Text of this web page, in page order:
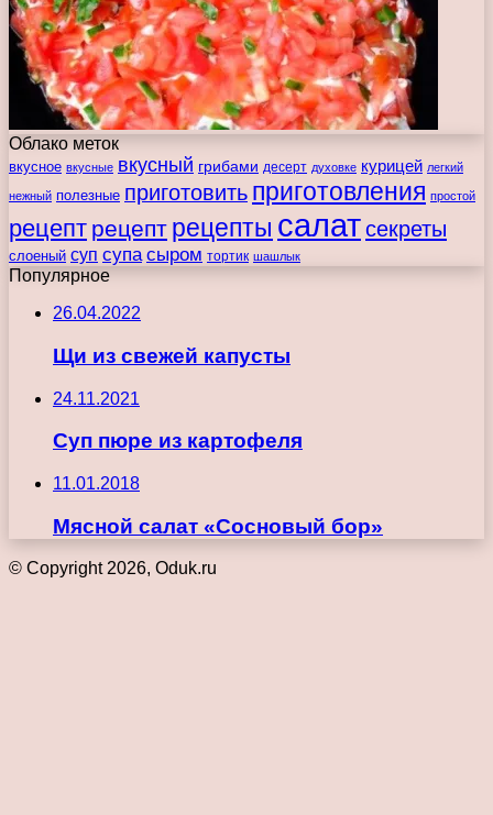
Облако меток
вкусное вкусные вкусный грибами десерт духовке курицей легкий
нежный полезные приготовить приготовления простой
рецепт рецепт рецепты салатсекреты
слоеный суп супа сыром тортик шашлык
Популярное
26.04.2022
Щи из свежей капусты
24.11.2021
Суп пюре из картофеля
11.01.2018
Мясной салат «Сосновый бор»
© Copyright 2026, Oduk.ru